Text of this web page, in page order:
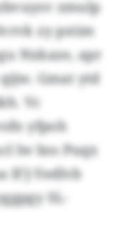
zmulp
zy pstim
Nxkaze, apr
Gmat ytd
Vc
yfpoh
lw bss Puqx
IFJ-Yedlvb
SL-